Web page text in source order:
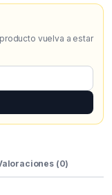
vuelva a estar
(0)